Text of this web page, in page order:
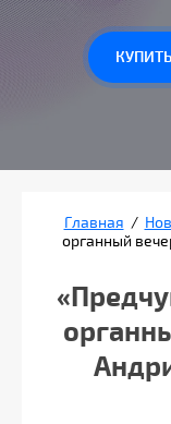
Главная /
органный